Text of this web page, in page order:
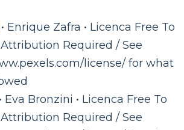
• Enrique Zafra • Licenca Free To
Attribution Required / See
license/ for what
• Eva Bronzini • Licenca Free To
Attribution Required / See